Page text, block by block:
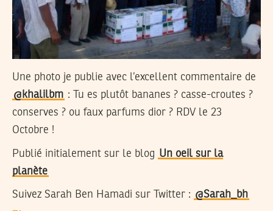
Une photo je publie avec l’excellent commentaire de
@khalilbm : Tu es plutôt bananes ? casse-croutes ?
conserves ? ou faux parfums dior ? RDV le 23
Octobre !
Publié initialement sur le blog Un oeil sur la
planète
Suivez Sarah Ben Hamadi sur Twitter : @Sarah_bh